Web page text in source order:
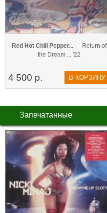
Red Hot Chili Pepper...— Return of
the Dream ... '22
4 500 р. В КОРЗИНУ
Запечатанные